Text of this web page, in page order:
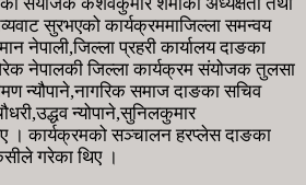
सुरभएको कार्यक्रममाजिल्ला समन्वय
नेपाली,जिल्ला प्रहरी कार्यालय दाङका
नेपालकी जिल्ला कार्यक्रम संयोजक तुलसा
न्यौपाने,नागरिक समाज दाङका सचिव
न्योपाने,सुनिलकुमार
। कार्यक्रमको सञ्चालन हरप्लेस दाङका
गरेका थिए ।